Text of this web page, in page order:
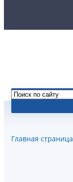
Главная страница